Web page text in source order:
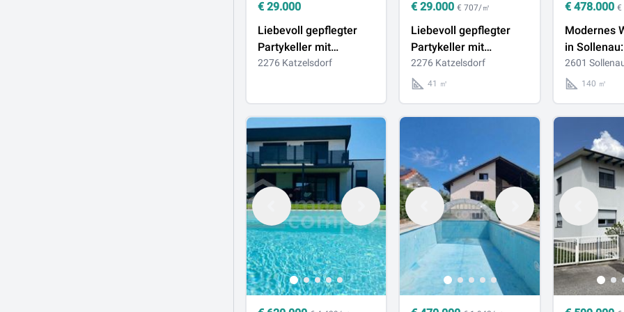
€ 29.000
Liebevoll gepflegter
Partykeller mit
besonderem Flair
2276 Katzelsdorf
€29.000 € 707/㎡
Liebevoll gepflegter
Partykeller mit
besonderem Flair
2276 Katzelsdorf
41 ㎡
€ 478.000 €
Modernes
in Sollenau:
individuelle
2601
140 ㎡